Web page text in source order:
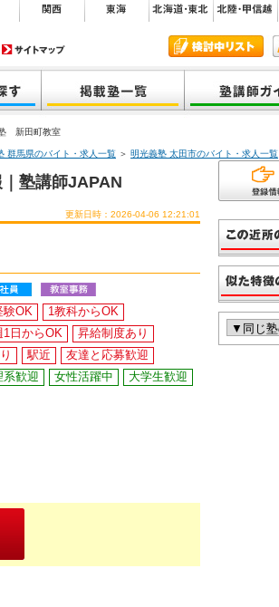
新田町教室
群馬県のバイト・求人一覧 ＞ 明光義塾 太田市のバイト・求人一覧
塾講師JAPAN
更新日時：2026-04-06 12:21:01
験OK
1教科からOK
1日からOK
昇給制度あり
駅近
友達と応募歓迎
系歓迎 女性活躍中
大学生歓迎